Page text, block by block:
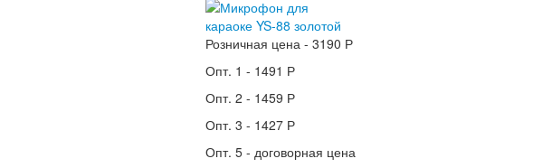
Розничная цена - 3190 Р
Опт. 1 - 1491 Р
Опт. 2 - 1459 Р
Опт. 3 - 1427 Р
Опт. 5 - договорная цена